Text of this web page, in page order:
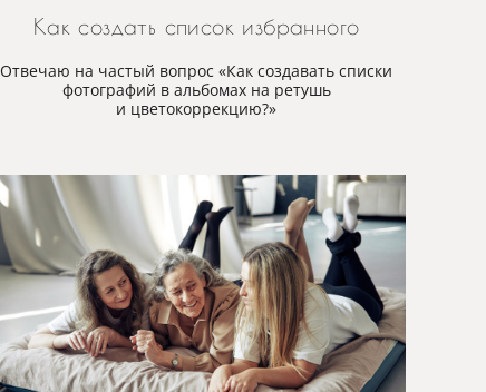
Как создать список избранного
Отвечаю на частый вопрос «Как создавать списки
фотографий в альбомах на ретушь
и цветокоррекцию?»